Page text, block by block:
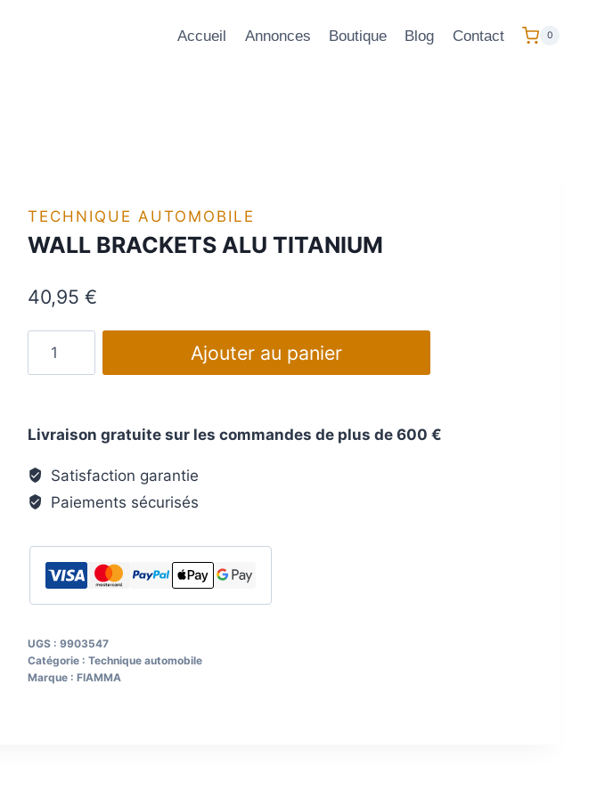
Accueil Annonces Boutique Blog Contact 0
TECHNIQUE AUTOMOBILE
WALL BRACKETS ALU TITANIUM
40,95 €
ALU
Ajouter au panier
Livraison gratuite sur les commandes de plus de 600 €
Satisfaction garantie
Paiements sécurisés
UGS : 9903547
Catégorie : Technique automobile
Marque : FIAMMA